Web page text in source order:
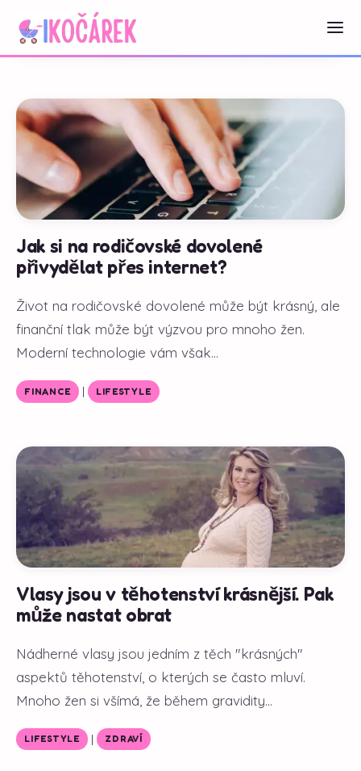
Jak si na rodičovské dovolené
přivydělat přes internet?
Život na rodičovské dovolené může být krásný, ale
finanční tlak může být výzvou pro mnoho žen.
Moderní technologie vám však...
FINANCE | LIFESTYLE
Vlasy jsou v těhotenství krásnější. Pak
může nastat obrat
Nádherné vlasy jsou jedním z těch "krásných"
aspektů těhotenství, o kterých se často mluví.
Mnoho žen si všímá, že během gravidity...
LIFESTYLE | ZDRAVÍ